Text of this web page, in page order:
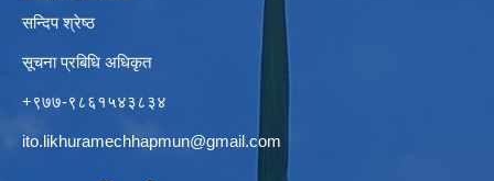
सन्दिप श्रेष्ठ
सूचना प्रबिधि अधिकृत
+९७७-९८६१५४३८३४
ito.likhuramechhapmun@gmail.com